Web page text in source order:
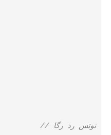
آر وزیری نبود